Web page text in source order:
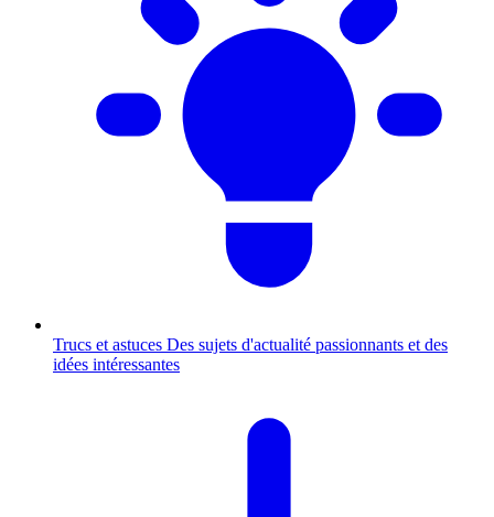
Trucs et astuces Des sujets d'actualité passionnants et des
idées intéressantes